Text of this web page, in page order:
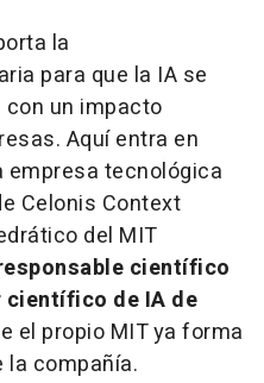
la
para que la IA se
un impacto
Aquí entra en
empresa tecnológica
Celonis Context
del MIT
científico
de IA de
el propio MIT ya forma
la compañía.